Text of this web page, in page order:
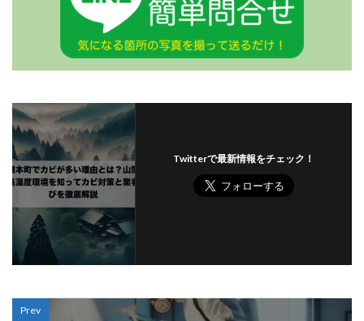
Twitterで最新情報をチェック！
Prev